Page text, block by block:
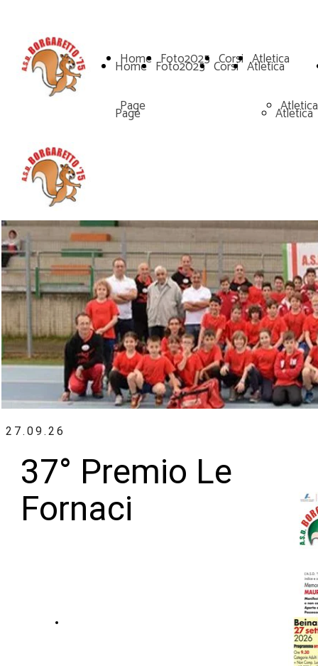
Home
Page
Foto2025 Corsi Atletica
Atletica
Home
Page
Foto2025 Corsi Atletica
Atletica
27.09.26
37° Premio Le
Fornaci